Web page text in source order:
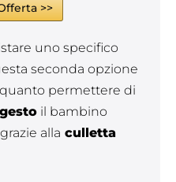
>>
uno specifico
seconda opzione
permettere di
il bambino
alla culletta